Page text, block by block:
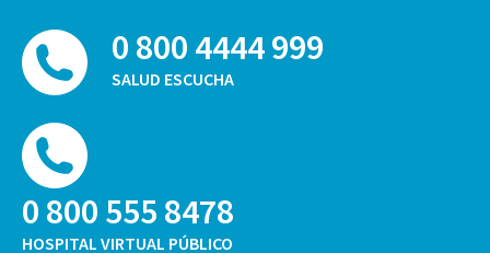
0 800 4444 999
SALUD ESCUCHA
0 800 555 8478
HOSPITAL VIRTUAL PÚBLICO